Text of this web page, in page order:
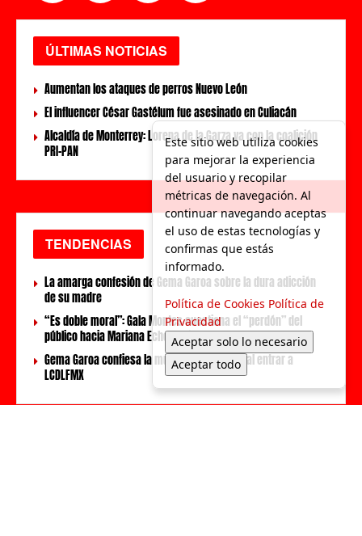
ÚLTIMAS NOTICIAS
Aumentan los ataques de perros Nuevo León
El influencer César Gastélum fue asesinado en Culiacán
Alcaldía de Monterrey: Lorena de la Garza va con la coalición
PRI-PAN
TENDENCIAS
La amarga confesión de Gema Garoa sobre la dura adicción
de su madre
“Es doble moral”: Gala Montes cuestiona el “perdón” del
público hacia Mariana Echeverría
Gema Garoa confiesa la muerte de su padre al entrar a
LCDLFMX
Este sitio web utiliza cookies
para mejorar la experiencia
del usuario y recopilar
métricas de navegación. Al
continuar navegando aceptas
el uso de estas tecnologías y
confirmas que estás
informado.
Política de Cookies Política de
Privacidad
Aceptar solo lo necesario
Aceptar todo